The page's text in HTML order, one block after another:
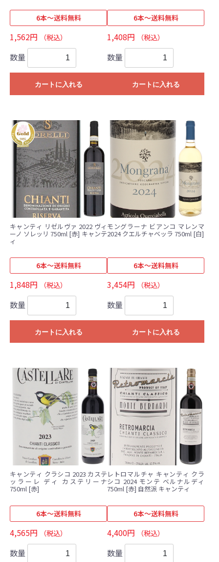
6本～送料無料
1,562円 （税込）
数量
カートに入れる
6本～送料無料
1,408円 （税込）
数量
カートに入れる
キャンティ リゼルヴァ 2022 ヴィ
ーノ ソレッリ 750ml [赤] キャンテ
ィ
6本～送料無料
1,848円 （税込）
数量
カートに入れる
モングラーナ ビアンコ マレンマ
2024 クエルチャベッラ 750ml [白]
6本～送料無料
3,454円 （税込）
数量
カートに入れる
キャンティ クラシコ 2023 カステ
ッラーレ ディ カステリーナ
750ml [赤]
6本～送料無料
4,565円 （税込）
数量
レトロマルチャ キャンティ クラ
シコ 2024 モンテ ベルナルディ
750ml [赤] 自然派 キャンティ
6本～送料無料
4,400円 （税込）
数量